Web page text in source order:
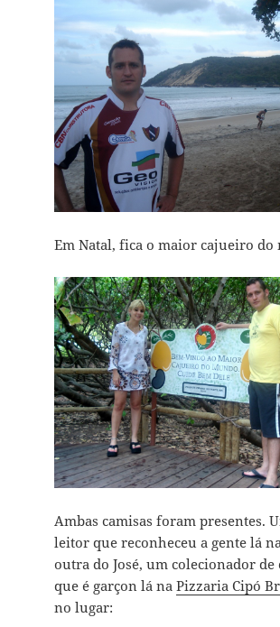
Em Natal, fica o maior cajueiro do
Ambas camisas foram presentes.
leitor que reconheceu a gente lá
outra do José, um colecionador de
que é garçon lá na Pizzaria Cipó
no lugar: